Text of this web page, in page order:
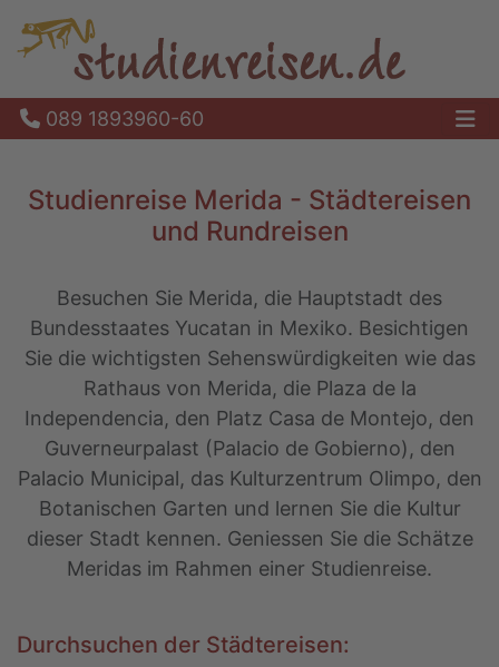
089 1893960-60
Studienreise Merida - Städtereisen
und Rundreisen
Besuchen Sie Merida, die Hauptstadt des
Bundesstaates Yucatan in Mexiko. Besichtigen
Sie die wichtigsten Sehenswürdigkeiten wie das
Rathaus von Merida, die Plaza de la
Independencia, den Platz Casa de Montejo, den
Guverneurpalast (Palacio de Gobierno), den
Palacio Municipal, das Kulturzentrum Olimpo, den
Botanischen Garten und lernen Sie die Kultur
dieser Stadt kennen. Geniessen Sie die Schätze
Meridas im Rahmen einer Studienreise.
Durchsuchen der Städtereisen: